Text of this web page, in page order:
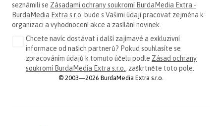
seznámili se Zásadami ochrany soukromí BurdaMedia Extra -
BurdaMedia Extra s.r.o. bude s Vašimi údaji pracovat zejména k
organizaci a vyhodnocení akce a zasílání novinek.
Chcete navíc dostávat i další zajímavé a exkluzivní
informace od našich partnerů? Pokud souhlasíte se
zpracováním údajů k tomuto účelu podle Zásad ochrany
soukromí BurdaMedia Extra s.r.o. , zaškrtněte toto pole.
© 2003—2026 BurdaMedia Extra s.r.o.